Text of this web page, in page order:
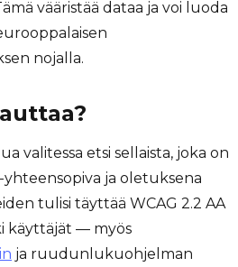
vääristää dataa ja voi luoda
nojalla.
valitessa etsi sellaista, joka on
ja oletuksena
tulisi täyttää WCAG 2.2 AA
käyttäjät — myös
ja ruudunlukuohjelman